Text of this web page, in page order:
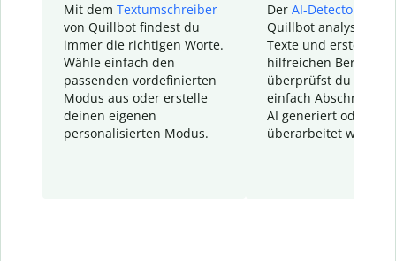
Mit dem Textumschreiber
von Quillbot findest du
immer die richtigen Worte.
Wähle einfach den
passenden vordefinierten
Modus aus oder erstelle
deinen eigenen
personalisierten Modus.
Der AI-Detector
Quillbot analysiert
Texte und erstellt
hilfreichen Bericht.
überprüfst du
einfach Abschnitte,
AI generiert oder
überarbeitet wurden.